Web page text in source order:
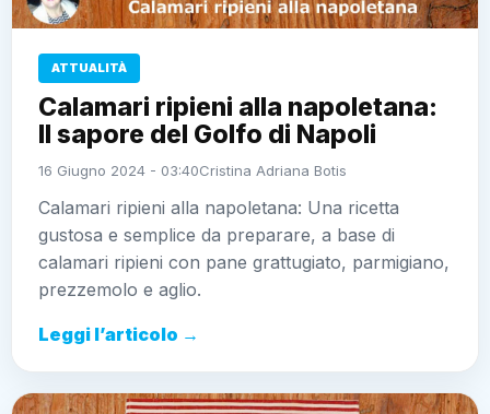
ATTUALITÀ
Calamari ripieni alla napoletana:
Il sapore del Golfo di Napoli
16 Giugno 2024 - 03:40Cristina Adriana Botis
Calamari ripieni alla napoletana: Una ricetta
gustosa e semplice da preparare, a base di
calamari ripieni con pane grattugiato, parmigiano,
prezzemolo e aglio.
Leggi l’articolo →